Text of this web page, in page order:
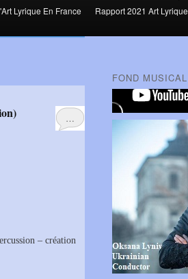
Lyrique En France Rapport 2021 Art Lyrique
…
– création
FOND MUSICAL